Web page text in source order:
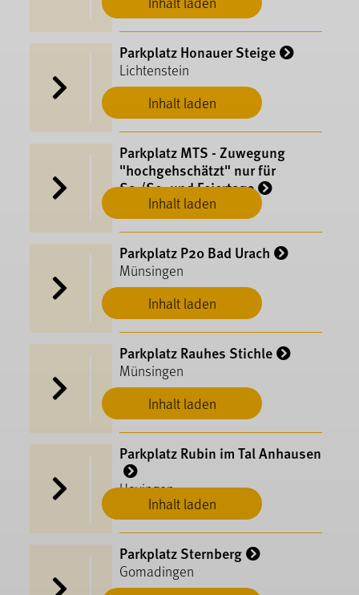
Inhalt laden
Parkplatz Honauer Steige
Lichtenstein
Inhalt laden
Parkplatz MTS - Zuwegung
"hochgehschätzt" nur für
Sa./So. und Feiertage
Hayingen
Inhalt laden
Parkplatz P20 Bad Urach
Münsingen
Inhalt laden
Parkplatz Rauhes Stichle
Münsingen
Inhalt laden
Parkplatz Rubin im Tal Anhausen
Hayingen
Parkplatz Sternberg
Gomadingen